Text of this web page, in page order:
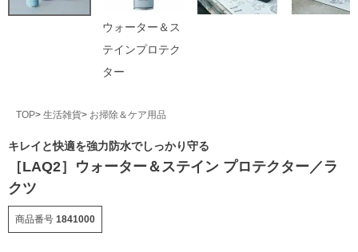
ウォーター＆ス
テインプロテク
ター
TOP 生活雑貨 お掃除＆ケア用品
キレイと快適を強力防水でしっかり守る
［LAQ2］ウォーター＆ステイン プロテクター／ラ
クツ
商品番号 1841000